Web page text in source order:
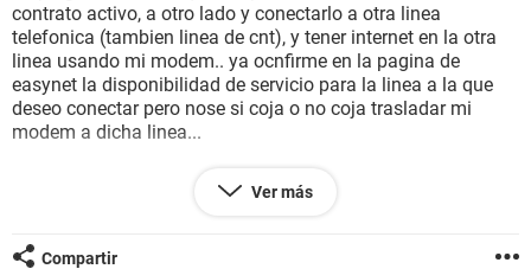
contrato activo, a otro lado y conectarlo a otra linea
telefonica (tambien linea de cnt), y tener internet en la otra
linea usando mi modem.. ya ocnfirme en la pagina de
easynet la disponibilidad de servicio para la linea a la que
deseo conectar pero nose si coja o no coja trasladar mi
modem a dicha linea...
Ver más
Compartir